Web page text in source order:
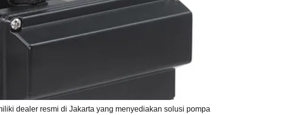
dealer resmi di Jakarta yang menyediakan solusi pompa